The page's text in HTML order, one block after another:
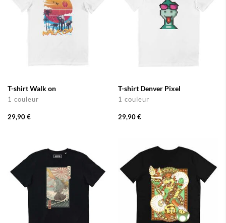
T-shirt Walk on
1 couleur
29,90 €
T-shirt Denver Pixel
1 couleur
29,90 €